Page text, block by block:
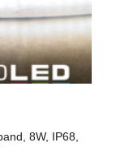
8W, IP68,